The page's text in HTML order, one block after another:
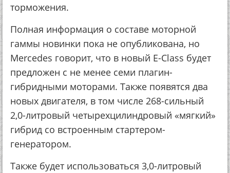
торможения.
Полная информация о составе моторной
гаммы новинки пока не опубликована, но
Mercedes говорит, что в новый E-Class будет
предложен с не менее семи плагин-
гибридными моторами. Также появятся два
новых двигателя, в том числе 268-сильный
2,0-литровый четырехцилиндровый «мягкий»
гибрид со встроенным стартером-
генератором.
Также будет использоваться 3,0-литровый